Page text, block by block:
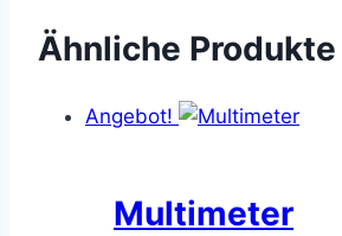
Ähnliche Produkte
Angebot!
Multimeter